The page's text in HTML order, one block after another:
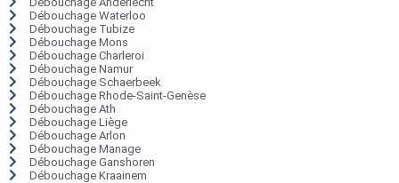
Débouchage Waterloo
Débouchage Tubize
Débouchage Mons
Débouchage Charleroi
Débouchage Namur
Débouchage Schaerbeek
Débouchage Rhode-Saint-Genèse
Débouchage Ath
Débouchage Liège
Débouchage Arlon
Débouchage Manage
Débouchage Ganshoren
Débouchage Kraainem